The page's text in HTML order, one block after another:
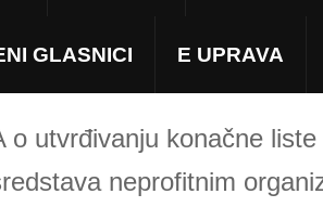
GLASNICI E UPRAVA
o utvrđivanju konačne
neprofitnim